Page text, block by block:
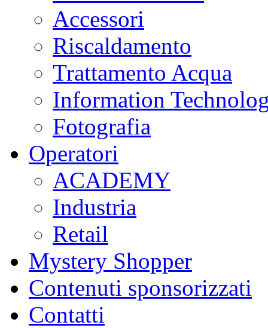
Accessori
Riscaldamento
Trattamento Acqua
Information
Fotografia
Operatori
ACADEMY
Industria
Retail
Mystery Shopper
Contenuti sponsorizzati
Contatti